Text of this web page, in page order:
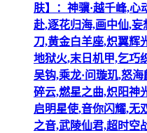
肤】：神骥·越千峰,心
赴,逐花归海,画中仙,
刀,黄金白羊座,炽翼辉
地狱火,末日机甲,乞巧
吴钩,乘龙·问璇玑,怒
碎云,燃星之曲,炽阳神
启明星使,音你闪耀,无
之音,武陵仙君,超时空